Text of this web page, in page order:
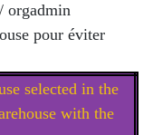
orgadmin
pour éviter
selected in the
with the